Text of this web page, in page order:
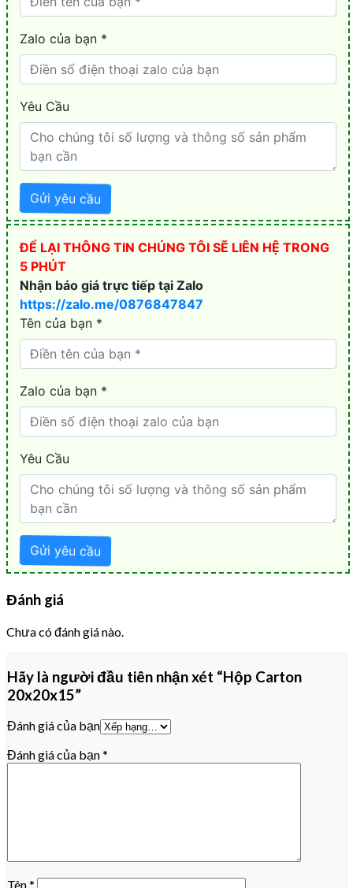
Đánh giá
Chưa có đánh giá nào.
Hãy là người đầu tiên nhận xét “Hộp Carton
20x20x15”
Đánh giá của bạn
Đánh giá của bạn*
Tên*